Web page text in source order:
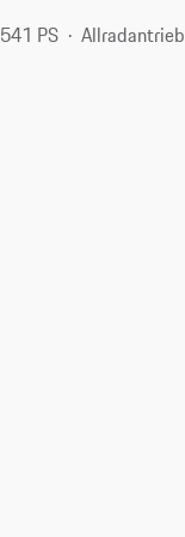
PS Allradantrieb